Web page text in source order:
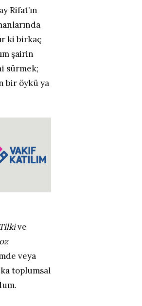
Rifat’ın
ki birkaç
şairin
sürmek;
bir öykü ya
ve
veya
toplumsal